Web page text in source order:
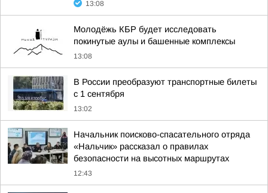
13:08
Молодёжь КБР будет исследовать
покинутые аулы и башенные комплексы
13:08
В России преобразуют транспортные билеты
с 1 сентября
13:02
Начальник поисково-спасательного отряда
«Нальчик» рассказал о правилах
безопасности на высотных маршрутах
12:43